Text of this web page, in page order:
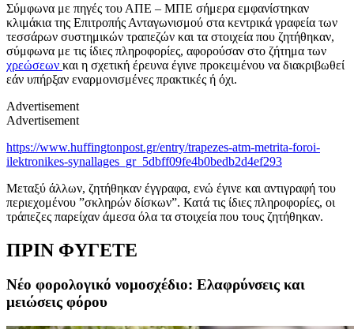
Σύμφωνα με πηγές του ΑΠΕ – ΜΠΕ σήμερα εμφανίστηκαν
κλιμάκια της Επιτροπής Ανταγωνισμού στα κεντρικά γραφεία των
τεσσάρων συστημικών τραπεζών και τα στοιχεία που ζητήθηκαν,
σύμφωνα με τις ίδιες πληροφορίες, αφορούσαν στο ζήτημα των
χρεώσεων και η σχετική έρευνα έγινε προκειμένου να διακριβωθεί
εάν υπήρξαν εναρμονισμένες πρακτικές ή όχι.
Advertisement
Advertisement
https://www.huffingtonpost.gr/entry/trapezes-atm-metrita-foroi-
ilektronikes-synallages_gr_5dbff09fe4b0bedb2d4ef293
Μεταξύ άλλων, ζητήθηκαν έγγραφα, ενώ έγινε και αντιγραφή του
περιεχομένου ”σκληρών δίσκων”. Κατά τις ίδιες πληροφορίες, οι
τράπεζες παρείχαν άμεσα όλα τα στοιχεία που τους ζητήθηκαν.
ΠΡΙΝ ΦΥΓΕΤΕ
Νέο φορολογικό νομοσχέδιο: Ελαφρύνσεις και
μειώσεις φόρου